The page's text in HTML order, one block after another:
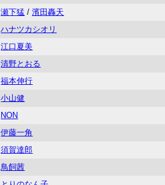
瀬下猛 /濱田轟天
ハナツカシオリ
江口夏美
清野とおる
福本伸行
小山健
NON
伊藤一角
須賀達郎
鳥飼茜